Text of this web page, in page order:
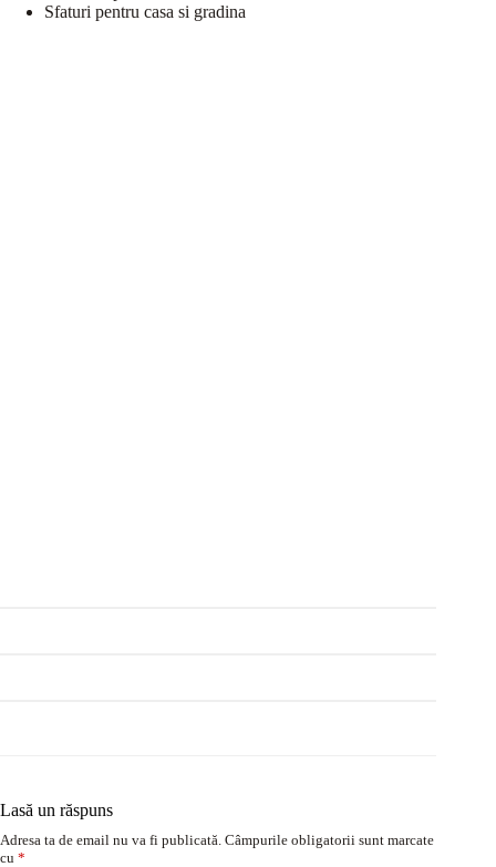
Sfaturi pentru casa si gradina
Lasă un răspuns
Adresa ta de email nu va fi publicată. Câmpurile obligatorii sunt marcate
cu *